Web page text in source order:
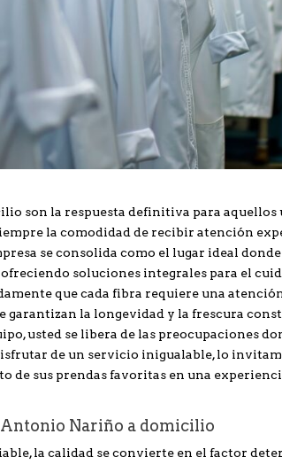
son la respuesta definitiva para aquellos
la comodidad de recibir atención
se consolida como el lugar ideal
soluciones integrales para el
que cada fibra requiere una
garantizan la longevidad y la frescura
usted se libera de las preocupaciones
de un servicio inigualable, lo
sus prendas favoritas en una
Nariño a domicilio
la calidad se convierte en el factor